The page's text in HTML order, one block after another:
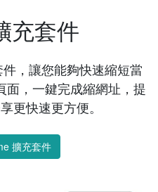
充套件
，讓您能夠快速縮短當
面，一鍵完成縮網址，提
更快速更方便。
擴充套件